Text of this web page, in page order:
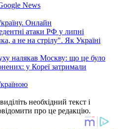
News
Онлайн
атаки РФ у липні
а не на стрілу". Як Україні
налякав Москву: що це було
у Кореї затримали
необхідний текст і
про це редакцію.